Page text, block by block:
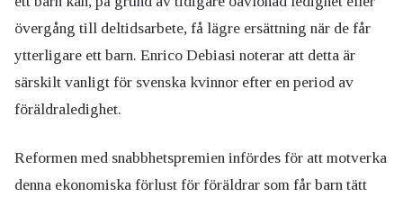
övergång till deltidsarbete, få lägre ersättning när de får
ytterligare ett barn. Enrico Debiasi noterar att detta är
särskilt vanligt för svenska kvinnor efter en period av
föräldraledighet.
Reformen med snabbhetspremien infördes för att motverka
denna ekonomiska förlust för föräldrar som får barn tätt